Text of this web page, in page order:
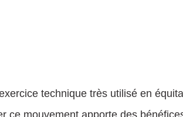
technique très utilisé en
ce mouvement apporte des